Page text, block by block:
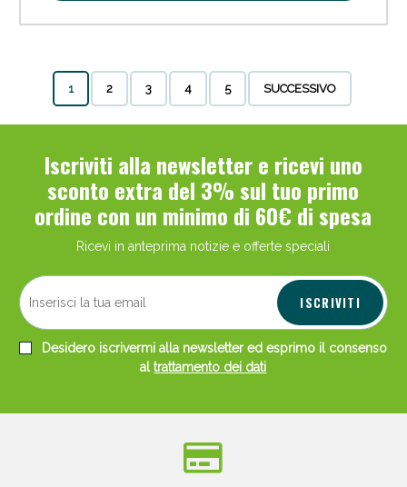
1 2 3 4 5 SUCCESSIVO
Iscriviti alla newsletter e ricevi uno
sconto extra del 3% sul tuo primo
ordine con un minimo di 60€ di spesa
Ricevi in anteprima notizie e offerte speciali
ISCRIVITI
Desidero iscrivermi alla newsletter ed esprimo il consenso
altrattamento dei dati